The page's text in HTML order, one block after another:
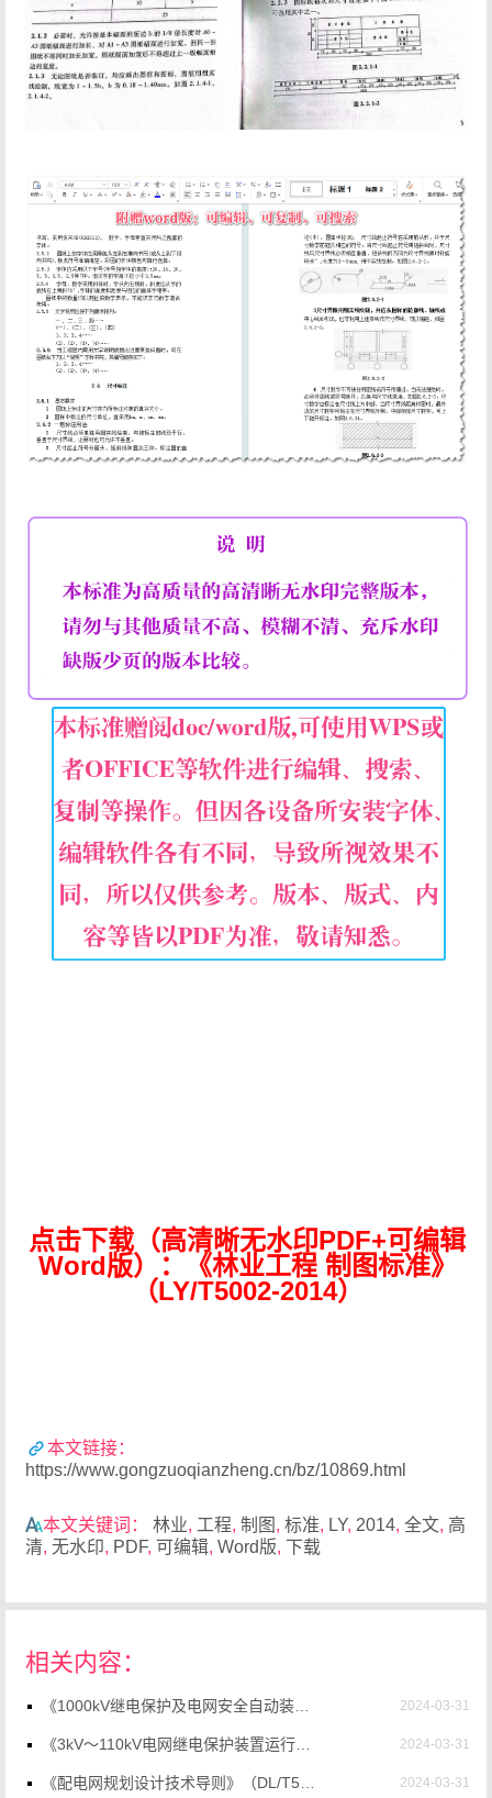
点击下载（高清晰无水印PDF+可编辑
Word版）：《林业工程 制图标准》
（LY/T5002-2014）
本文链接：
https://www.gongzuoqianzheng.cn/bz/10869.html
本文关键词： 林业, 工程, 制图 , 标准, LY, 2014, 全文, 高
清, 无水印, PDF, 可编辑, Word版, 下载
相关内容：
《1000kV继电保护及电网安全自动装置运行管理规程》（DL/T1239-2013）【全文附高清无水印PDF+Word版下载】 2024-03-31
《3kV～110kV电网继电保护装置运行整定规程》（DL/T584-2017）【全文附高清无水印PDF+Word版下载】 2024-03-31
2024-03-31